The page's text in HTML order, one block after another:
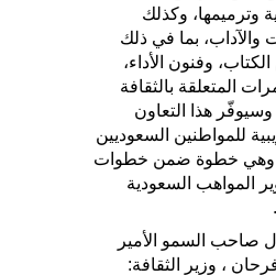
وترميمها، وكذلك
والآداب، بما في ذلك
وفنون الأداء،
المتعلقة بالثقافة
هذا التعاون
للمواطنين السعوديين
وهي خطوة ضمن خطوات
المواهب السعودية
صاحب السمو الأمير
، وزير الثقافة: